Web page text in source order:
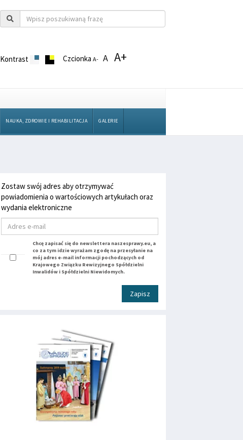
Kontrast CzcionkaA- A A+
NAUKA, ZDROWIE I REHABILITACJA GALERIE
Zostaw swój adres aby otrzymywać
powiadomienia o wartościowych artykułach oraz
wydania elektroniczne
Chcę zapisać się do newslettera naszesprawy.eu, a
co za tym idzie wyrażam zgodę na przesyłanie na
mój adres e-mail informacji pochodzących od
Krajowego Związku Rewizyjnego Spółdzielni
Inwalidów i Spółdzielni Niewidomych.
Zapisz